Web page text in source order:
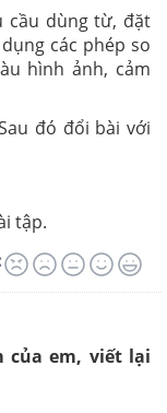
cầu dùng từ, đặt
các phép so
hình ảnh, cảm
đó đổi bài với
tập.
của em, viết lại